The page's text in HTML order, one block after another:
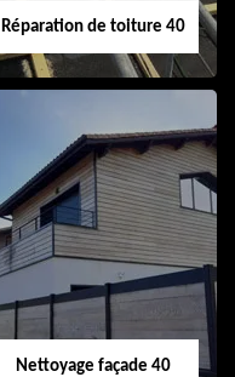
Réparation de toiture 40
Réparation de
toiture 40
Nettoyage façade 40